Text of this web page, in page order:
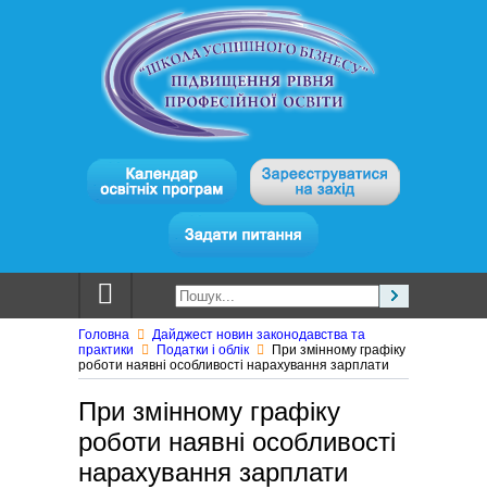
Головна
Дайджест новин законодавства та
практики
Податки і облік
При змінному графіку
роботи наявні особливості нарахування зарплати
При змінному графіку
роботи наявні особливості
нарахування зарплати